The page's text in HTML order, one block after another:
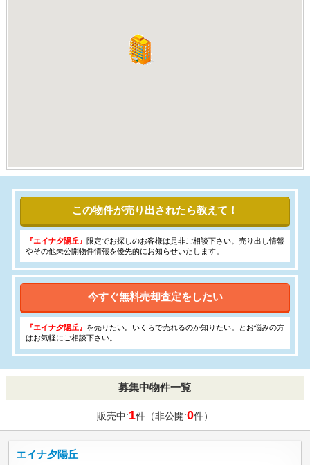
この物件が売り出されたら教えて！
『エイナ夕陽丘』 限定でお探しのお客様は是非ご相談下さい。売り出し情報
やその他未公開物件情報を優先的にお知らせいたします。
今すぐ無料売却査定をしたい
『エイナ夕陽丘』 を売りたい。いくらで売れるのか知りたい。とお悩みの方
はお気軽にご相談下さい。
募集中物件一覧
販売中:1件（非公開:0件）
エイナ夕陽丘